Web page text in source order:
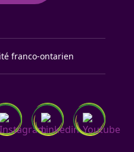
franco-ontarien